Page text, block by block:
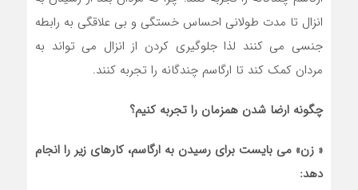
انزال تا مدت طولانی احساس خستگی و بی علاقگی به رابطه
جنسی می کنند لذا جلوگیری کردن از انزال می تواند به
مردان کمک کند تا ارگاسم چندگانه را تجربه کنند.
چگونه ارضا شدن همزمان را تجربه کنیم؟
« زن» مي بايست براي رسيدن به ارگاسم، كارهاي زير را انجام
دهد: